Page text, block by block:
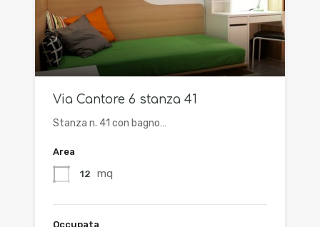
Via Cantore 6 stanza 41
Stanza n. 41 con bagno…
Area
12 mq
Occupata